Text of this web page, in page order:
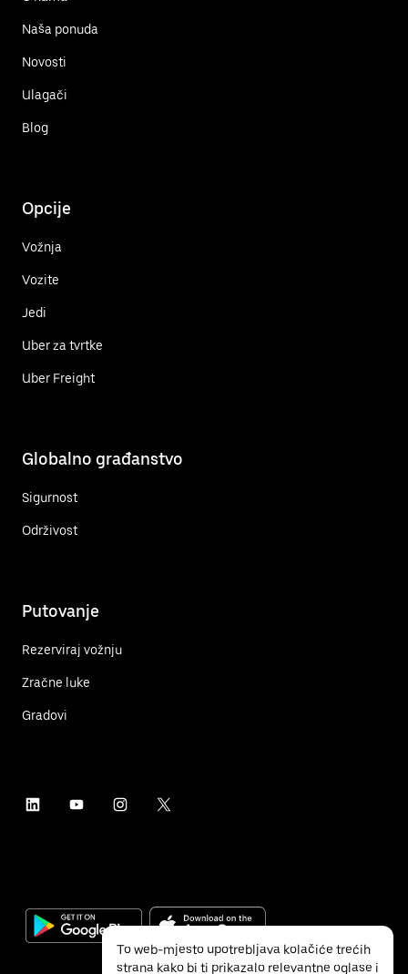
Naša ponuda
Novosti
Ulagači
Blog
Opcije
Vožnja
Vozite
Jedi
Uber za tvrtke
Uber Freight
Globalno građanstvo
Sigurnost
Održivost
Putovanje
Rezerviraj vožnju
Zračne luke
Gradovi
To web-mjesto upotrebljava kolačiće trećih
strana kako bi ti prikazalo relevantne oglase i